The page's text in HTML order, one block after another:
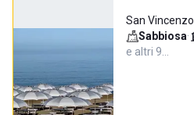
San Vincenzo
Sabbiosa·
e altri 9…